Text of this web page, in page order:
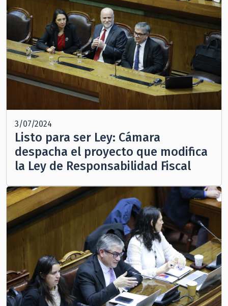
3/07/2024
Listo para ser Ley: Cámara
despacha el proyecto que modifica
la Ley de Responsabilidad Fiscal